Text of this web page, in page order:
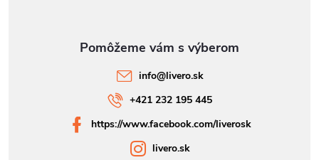
info@livero.sk
+421 232 195 445
https://www.facebook.com/liverosk
livero.sk